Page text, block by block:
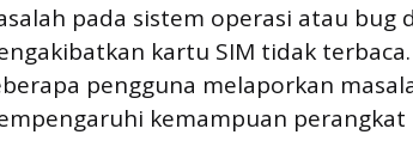
pada sistem operasi atau
kartu SIM tidak
pengguna melaporkan
kemampuan perangkat